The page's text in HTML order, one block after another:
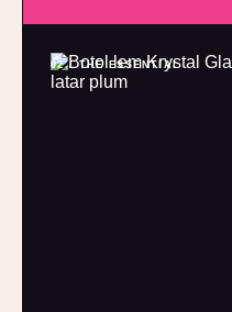
02 / THE ESSENTIAL